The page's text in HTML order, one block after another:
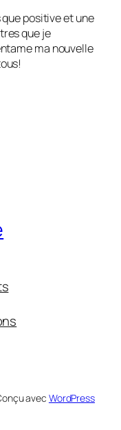
positive et une
que je
ma nouvelle
avec WordPress